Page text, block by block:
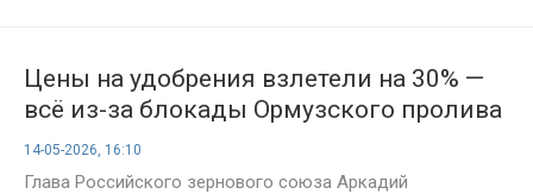
Цены на удобрения взлетели на 30% —
всё из-за блокады Ормузского пролива
14-05-2026, 16:10
Глава Российского зернового союза Аркадий